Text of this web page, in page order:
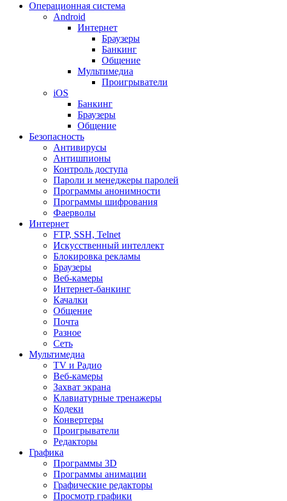
Операционная система
Android
Интернет
Браузеры
Банкинг
Общение
Мультимедиа
Проигрыватели
iOS
Банкинг
Браузеры
Общение
Безопасность
Антивирусы
Антишпионы
Контроль доступа
Пароли и менеджеры паролей
Программы анонимности
Программы шифрования
Фаерволы
Интернет
FTP, SSH, Telnet
Искусственный интеллект
Блокировка рекламы
Браузеры
Веб-камеры
Интернет-банкинг
Качалки
Общение
Почта
Разное
Сеть
Мультимедиа
TV и Радио
Веб-камеры
Захват экрана
Клавиатурные тренажеры
Кодеки
Конвертеры
Проигрыватели
Редакторы
Графика
Программы 3D
Программы анимации
Графические редакторы
Просмотр графики